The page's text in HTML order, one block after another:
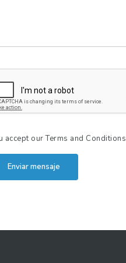
accept ourTerms and Conditions
Enviar mensaje